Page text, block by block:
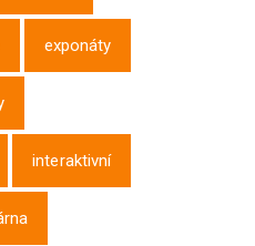
exponáty
interaktivní